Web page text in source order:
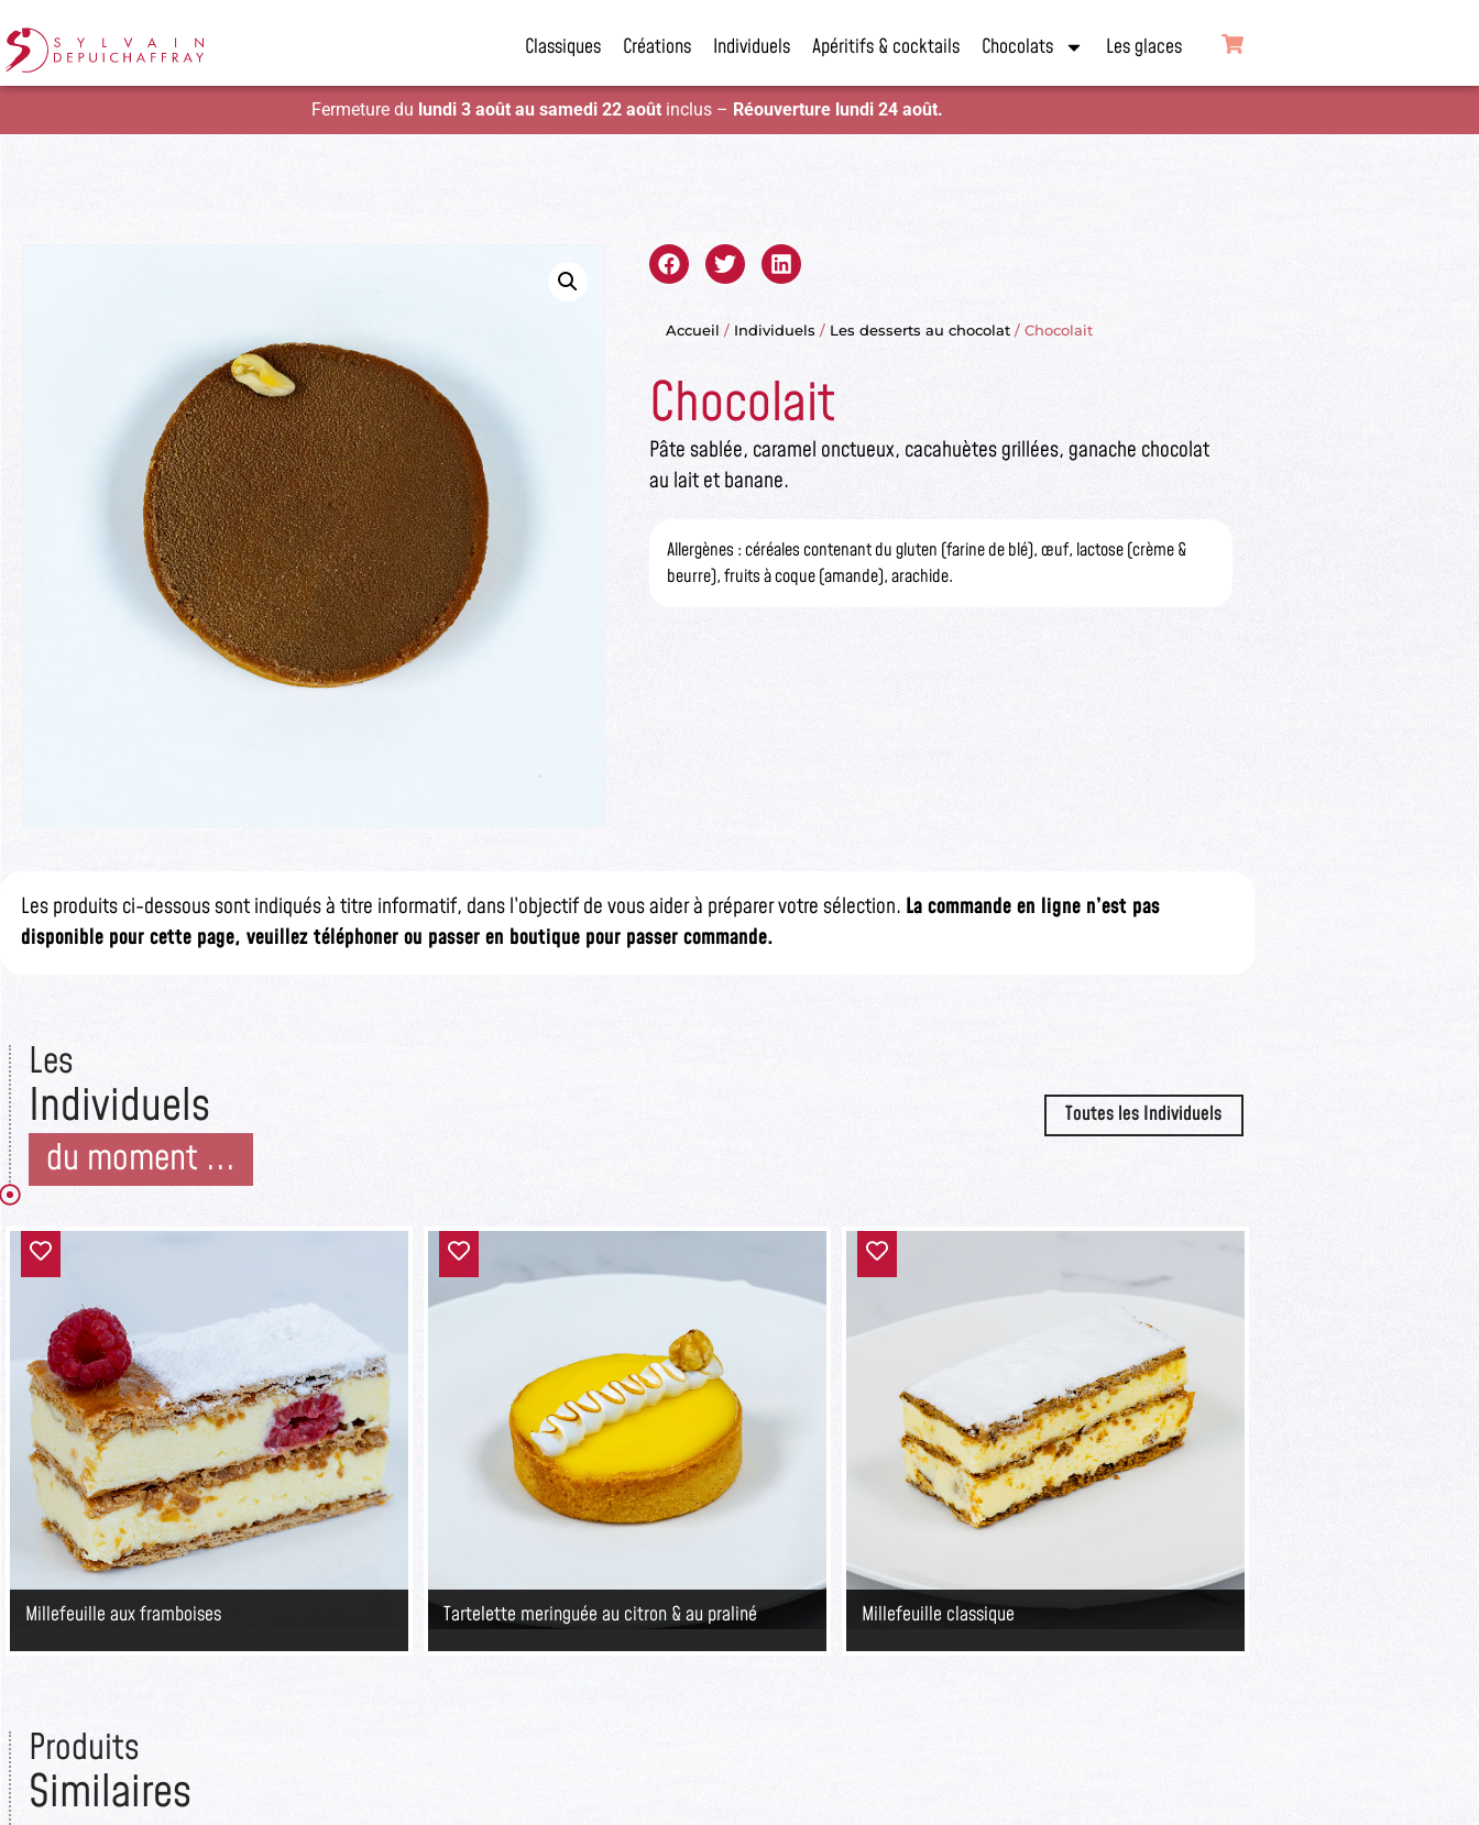
Classiques Créations Individuels Apéritifs & cocktails Chocolats Les glaces
Fermeture du lundi 3 août au samedi 22 août inclus – Réouverture lundi 24 août.
Accueil / Individuels / Les desserts au chocolat / Chocolait
Chocolait
Pâte sablée, caramel onctueux, cacahuètes grillées, ganache chocolat
au lait et banane.
Allergènes : céréales contenant du gluten (farine de blé), œuf, lactose (crème &
beurre), fruits à coque (amande), arachide.
Les produits ci-dessous sont indiqués à titre informatif, dans l’objectif de vous aider à préparer votre sélection. La commande en ligne n’est pas
disponible pour cette page, veuillez téléphoner ou passer en boutique pour passer commande.
Les
Individuels
du moment ...
Toutes les Individuels
Millefeuille aux framboises Tartelette meringuée au citron & au praliné Millefeuille classique
Produits
Similaires